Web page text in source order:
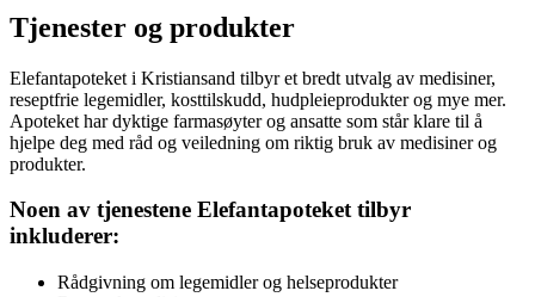
Tjenester og produkter
Elefantapoteket i Kristiansand tilbyr et bredt utvalg av medisiner,
reseptfrie legemidler, kosttilskudd, hudpleieprodukter og mye mer.
Apoteket har dyktige farmasøyter og ansatte som står klare til å
hjelpe deg med råd og veiledning om riktig bruk av medisiner og
produkter.
Noen av tjenestene Elefantapoteket tilbyr
inkluderer:
Rådgivning om legemidler og helseprodukter